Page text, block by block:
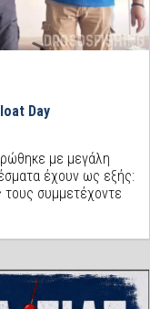
Day
με μεγάλη
έχουν ως εξής:
συμμετέχοντε